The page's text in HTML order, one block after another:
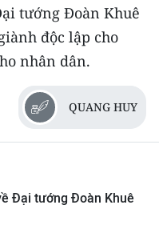
tướng Đoàn Khuê
độc lập cho
nhân dân.
QUANG HUY
Đại tướng Đoàn Khuê